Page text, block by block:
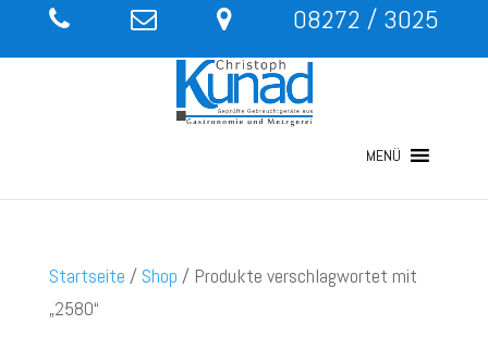
08272 / 3025
MENÜ
Startseite / Shop / Produkte verschlagwortet mit
„2580“